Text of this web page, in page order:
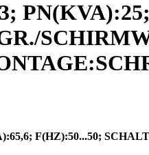
F(HZ):50...50;